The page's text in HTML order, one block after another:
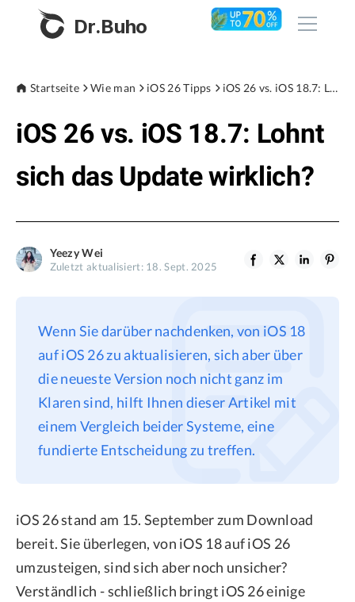
Dr.Buho
Produkte
BuhoCleaner
BuhoUnlocker
BuhoRepair
BuhoNTFS
Store
Über uns
Unterstützung
Datenschutz
Rechtliches
Refund Policy
Startseite Wie man iOS 26 Tipps iOS 26 vs. iOS 18.7: Lohnt sich das Update wirklich?
iOS 26 vs. iOS 18.7: Lohnt
sich das Update wirklich?
Yeezy Wei
Zuletzt aktualisiert: 18. Sept. 2025
Wenn Sie darüber nachdenken, von iOS 18
auf iOS 26 zu aktualisieren, sich aber über
die neueste Version noch nicht ganz im
Klaren sind, hilft Ihnen dieser Artikel mit
einem Vergleich beider Systeme, eine
fundierte Entscheidung zu treffen.
iOS 26 stand am 15. September zum Download
bereit. Sie überlegen, von iOS 18 auf iOS 26
umzusteigen, sind sich aber noch unsicher?
Verständlich - schließlich bringt iOS 26 einige